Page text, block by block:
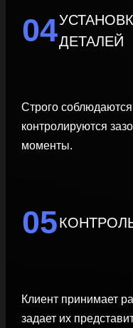
04ДЕТАЛЕЙ
Строго
контролируются
моменты.
05
Клиент принимает
задает их